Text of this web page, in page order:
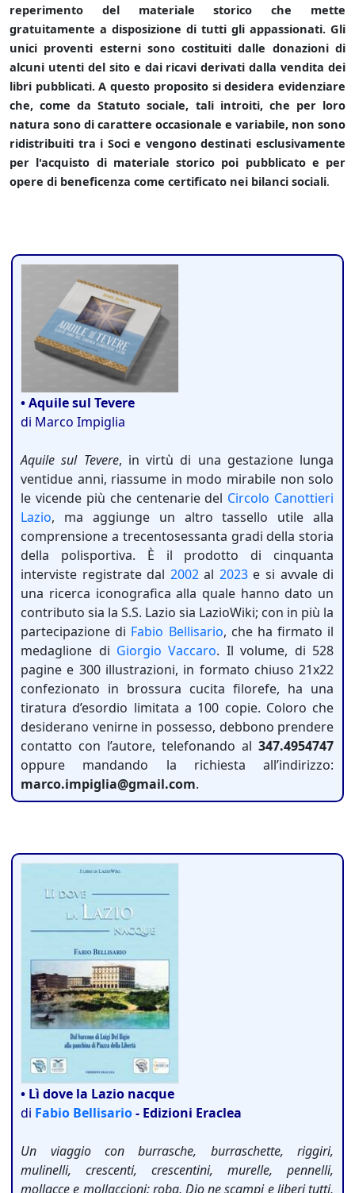
reperimento del materiale storico che mette
gratuitamente a disposizione di tutti gli appassionati. Gli
unici proventi esterni sono costituiti dalle donazioni di
alcuni utenti del sito e dai ricavi derivati dalla vendita dei
libri pubblicati. A questo proposito si desidera evidenziare
che, come da Statuto sociale, tali introiti, che per loro
natura sono di carattere occasionale e variabile, non sono
ridistribuiti tra i Soci e vengono destinati esclusivamente
per l'acquisto di materiale storico poi pubblicato e per
opere di beneficenza come certificato nei bilanci sociali.
• Aquile sul Tevere
di Marco Impiglia
Aquile sul Tevere, in virtù di una gestazione lunga
ventidue anni, riassume in modo mirabile non solo
le vicende più che centenarie del Circolo Canottieri
Lazio, ma aggiunge un altro tassello utile alla
comprensione a trecentosessanta gradi della storia
della polisportiva. È il prodotto di cinquanta
interviste registrate dal 2002al 2023e si avvale di
una ricerca iconografica alla quale hanno dato un
contributo sia la S.S. Lazio sia LazioWiki; con in più la
partecipazione di Fabio Bellisario, che ha firmato il
medaglione di Giorgio Vaccaro. Il volume, di 528
pagine e 300 illustrazioni, in formato chiuso 21x22
confezionato in brossura cucita filorefe, ha una
tiratura d’esordio limitata a 100 copie. Coloro che
desiderano venirne in possesso, debbono prendere
contatto con l’autore, telefonando al347.4954747
oppure mandando la richiesta all’indirizzo:
marco.impiglia@gmail.com.
• Lì dove la Lazio nacque
di Fabio Bellisario- Edizioni Eraclea
Un viaggio con burrasche, burraschette, riggiri,
mulinelli, crescenti, crescentini, murelle, pennelli,
mollacce e mollaccioni: roba, Dio ne scampi e liberi tutti,